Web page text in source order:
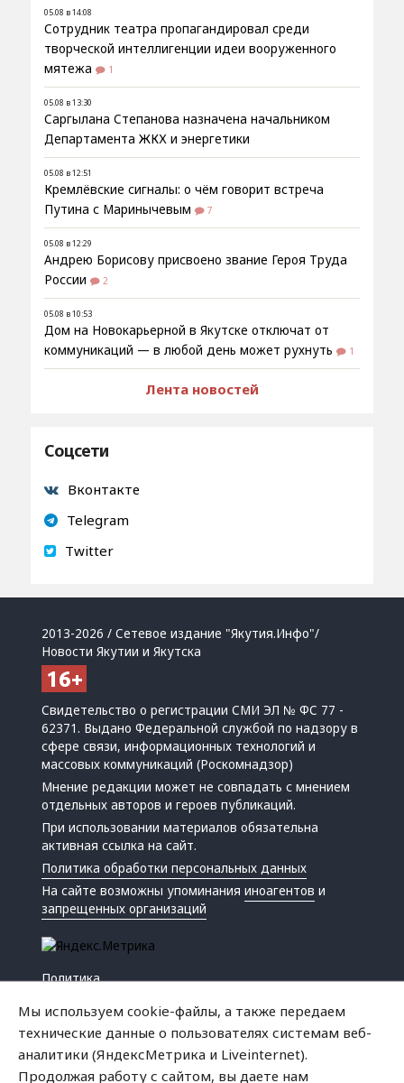
05.08 в 14:08
Сотрудник театра пропагандировал среди
творческой интеллигенции идеи вооруженного
мятежа
1
05.08 в 13:30
Саргылана Степанова назначена начальником
Департамента ЖКХ и энергетики
05.08 в 12:51
Кремлёвские сигналы: о чём говорит встреча
Путина с Маринычевым
7
05.08 в 12:29
Андрею Борисову присвоено звание Героя Труда
России
2
05.08 в 10:53
Дом на Новокарьерной в Якутске отключат от
коммуникаций — в любой день может рухнуть
1
Лента новостей
Соцсети
Вконтакте
Telegram
Twitter
2013-2026 / Сетевое издание "Якутия.Инфо"/
Новости Якутии и Якутска
Свидетельство о регистрации СМИ ЭЛ № ФС 77 -
62371. Выдано Федеральной службой по надзору в
сфере связи, информационных технологий и
массовых коммуникаций (Роскомнадзор)
Мнение редакции может не совпадать с мнением
отдельных авторов и героев публикаций.
При использовании материалов обязательна
активная ссылка на сайт.
Политика обработки персональных данных
На сайте возможны упоминанияиноагентов и
запрещенных организаций
Политика
Мы используем cookie-файлы, а также передаем
технические данные о пользователях системам веб-
аналитики (ЯндексМетрика и Liveinternet).
Продолжая работу с сайтом, вы даете нам